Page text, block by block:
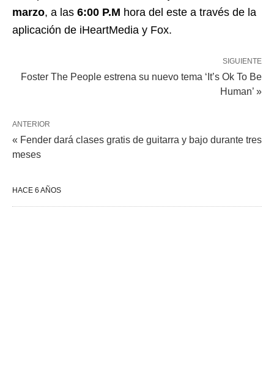
marzo, a las 6:00 P.M hora del este a través de la
aplicación de iHeartMedia y Fox.
SIGUIENTE
Foster The People estrena su nuevo tema ‘It’s Ok To Be
Human’ »
ANTERIOR
« Fender dará clases gratis de guitarra y bajo durante tres
meses
HACE 6 AÑOS